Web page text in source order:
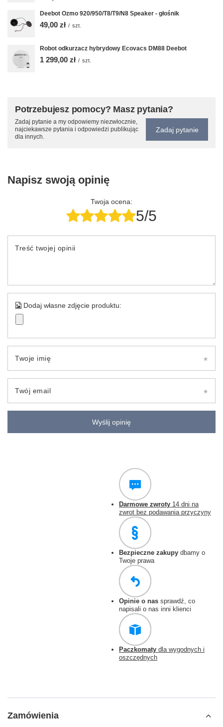
Deebot Ozmo 920/950/T8/T9/N8 Speaker - głośnik
49,00 zł / szt.
Robot odkurzacz hybrydowy Ecovacs DM88 Deebot
1 299,00 zł / szt.
Potrzebujesz pomocy? Masz pytania?
Zadaj pytanie a my odpowiemy niezwłocznie,
najciekawsze pytania i odpowiedzi publikując
dla innych.
Zadaj pytanie
Napisz swoją opinię
Twoja ocena:
5/5
Treść twojej opinii
Dodaj własne zdjęcie produktu:
Twoje imię
Twój email
Wyślij opinię
Darmowe zwroty 14 dni na
zwrot bez podawania przyczyny
Bezpieczne zakupy dbamy o
Twoje prawa
Opinie o nas sprawdź, co
napisali o nas inni klienci
Paczkomaty dla wygodnych i
oszczędnych
Zamówienia